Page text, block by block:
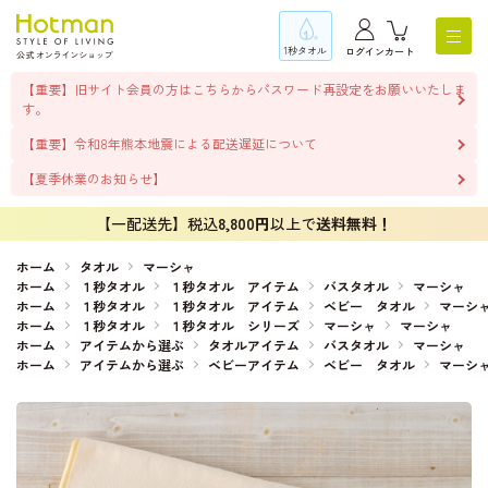
1秒タオル ログインカート
【重要】旧サイト会員の方はこちらからパスワード再設定をお願いいたしま
す。
【重要】令和8年熊本地震による配送遅延について
【夏季休業のお知らせ】
【一配送先】税込8,800円以上で送料無料！
ホーム タオル
マーシャ
ホーム
１秒タオル １秒タオル アイテム バスタオル
マーシャ
ホーム
１秒タオル １秒タオル アイテム ベビー タオル
マーシ
ホーム
１秒タオル １秒タオル シリーズ マーシャ
マーシャ
ホーム
アイテムから選ぶ タオルアイテム バスタオル
マーシャ
ホーム
アイテムから選ぶ ベビーアイテム ベビー タオル マーシ